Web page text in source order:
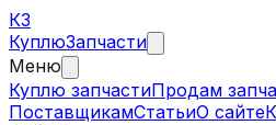
КЗ
КуплюЗапчасти
Меню
Куплю запчастиПродам
ПоставщикамСтатьиО сайте